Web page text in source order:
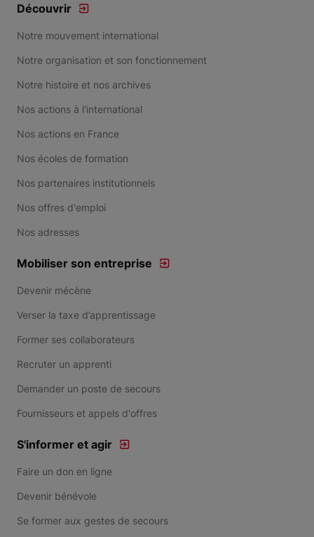
Découvrir
Notre mouvement international
Notre organisation et son fonctionnement
Notre histoire et nos archives
Nos actions à l'international
Nos actions en France
Nos écoles de formation
Nos partenaires institutionnels
Nos offres d'emploi
Nos adresses
Mobiliser son entreprise
Devenir mécène
Verser la taxe d’apprentissage
Former ses collaborateurs
Recruter un apprenti
Demander un poste de secours
Fournisseurs et appels d'offres
S'informer et agir
Faire un don en ligne
Devenir bénévole
Se former aux gestes de secours